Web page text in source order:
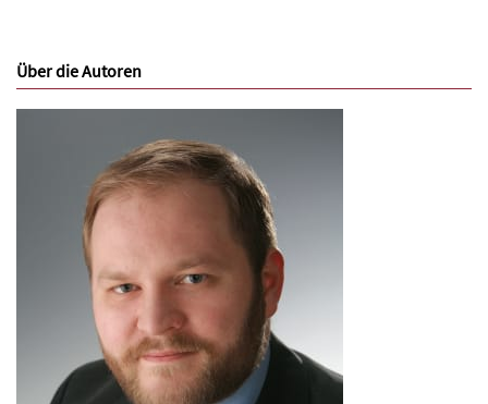
Über die Autoren